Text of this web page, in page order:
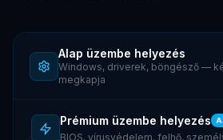
Alap üzembe helyezés
Windows, driverek, böngésző —
megkapja
Prémium üzembe helyezés
BIOS, vírusvédelem, felhő,